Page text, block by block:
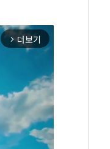
arrow_forward_ios 더보기